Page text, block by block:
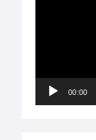
00:00